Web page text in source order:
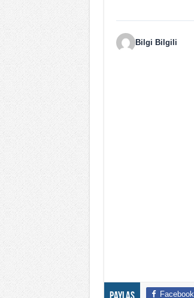
Bilgi Bilgili
Facebook